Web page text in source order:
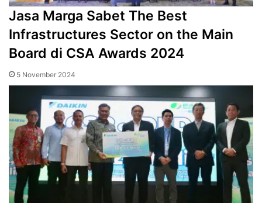
Jasa Marga Sabet The Best
Infrastructures Sector on the Main
Board di CSA Awards 2024
5 November 2024